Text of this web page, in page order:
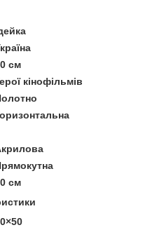
см
кінофільмів
см